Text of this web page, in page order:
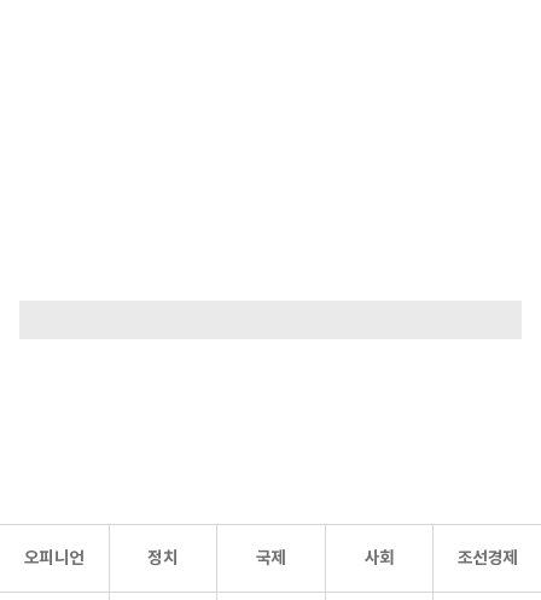
오피니언 정치 국제 사회 조선경제